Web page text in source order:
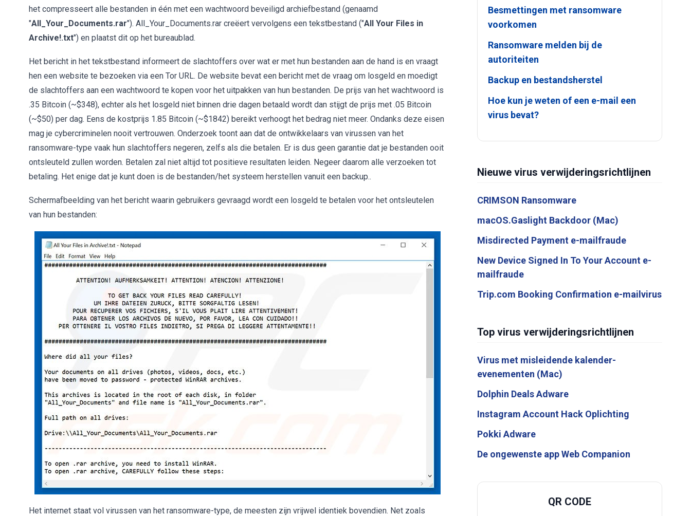
het compresseert alle bestanden in één met een wachtwoord beveiligd archiefbestand (genaamd
"All_Your_Documents.rar"). All_Your_Documents.rar creëert vervolgens een tekstbestand ("All Your Files in
Archive!.txt") en plaatst dit op het bureaublad.
Het bericht in het tekstbestand informeert de slachtoffers over wat er met hun bestanden aan de hand is en vraagt
hen een website te bezoeken via een Tor URL. De website bevat een bericht met de vraag om losgeld en moedigt
de slachtoffers aan een wachtwoord te kopen voor het uitpakken van hun bestanden. De prijs van het wachtwoord is
.35 Bitcoin (~$348), echter als het losgeld niet binnen drie dagen betaald wordt dan stijgt de prijs met .05 Bitcoin
(~$50) per dag. Eens de kostprijs 1.85 Bitcoin (~$1842) bereikt verhoogt het bedrag niet meer. Ondanks deze eisen
mag je cybercriminelen nooit vertrouwen. Onderzoek toont aan dat de ontwikkelaars van virussen van het
ransomware-type vaak hun slachtoffers negeren, zelfs als die betalen. Er is dus geen garantie dat je bestanden ooit
ontsleuteld zullen worden. Betalen zal niet altijd tot positieve resultaten leiden. Negeer daarom alle verzoeken tot
betaling. Het enige dat je kunt doen is de bestanden/het systeem herstellen vanuit een backup..
Schermafbeelding van het bericht waarin gebruikers gevraagd wordt een losgeld te betalen voor het ontsleutelen
van hun bestanden:
Het internet staat vol virussen van het ransomware-type, de meesten zijn vrijwel identiek bovendien. Net zoals
Besmettingen met ransomware
voorkomen
Ransomware melden bij de
autoriteiten
Backup en bestandsherstel
Hoe kun je weten of een e-mail een
virus bevat?
Nieuwe virus verwijderingsrichtlijnen
CRIMSON Ransomware
macOS.Gaslight Backdoor (Mac)
Misdirected Payment e-mailfraude
New Device Signed In To Your Account e-
mailfraude
Trip.com Booking Confirmation e-mailvirus
Top virus verwijderingsrichtlijnen
Virus met misleidende kalender-
evenementen (Mac)
Dolphin Deals Adware
Instagram Account Hack Oplichting
Pokki Adware
De ongewenste app Web Companion
QR CODE